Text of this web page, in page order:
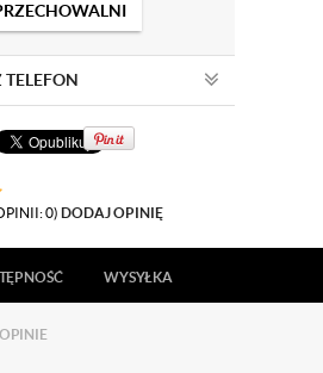
0) DODAJ OPINIĘ
WYSYŁKA
OPINIE